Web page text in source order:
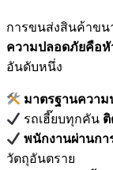
การขนส่งสินค้าขน
ความปลอดภัยคือ
อันดับหนึ่ง
มาตรฐานความ
รถเฮี๊ยบทุกคัน ติ
พนักงานผ่านกา
วัตถุอันตราย